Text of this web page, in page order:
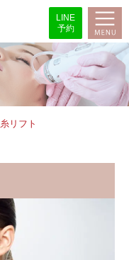
LINE
予約
糸リフト